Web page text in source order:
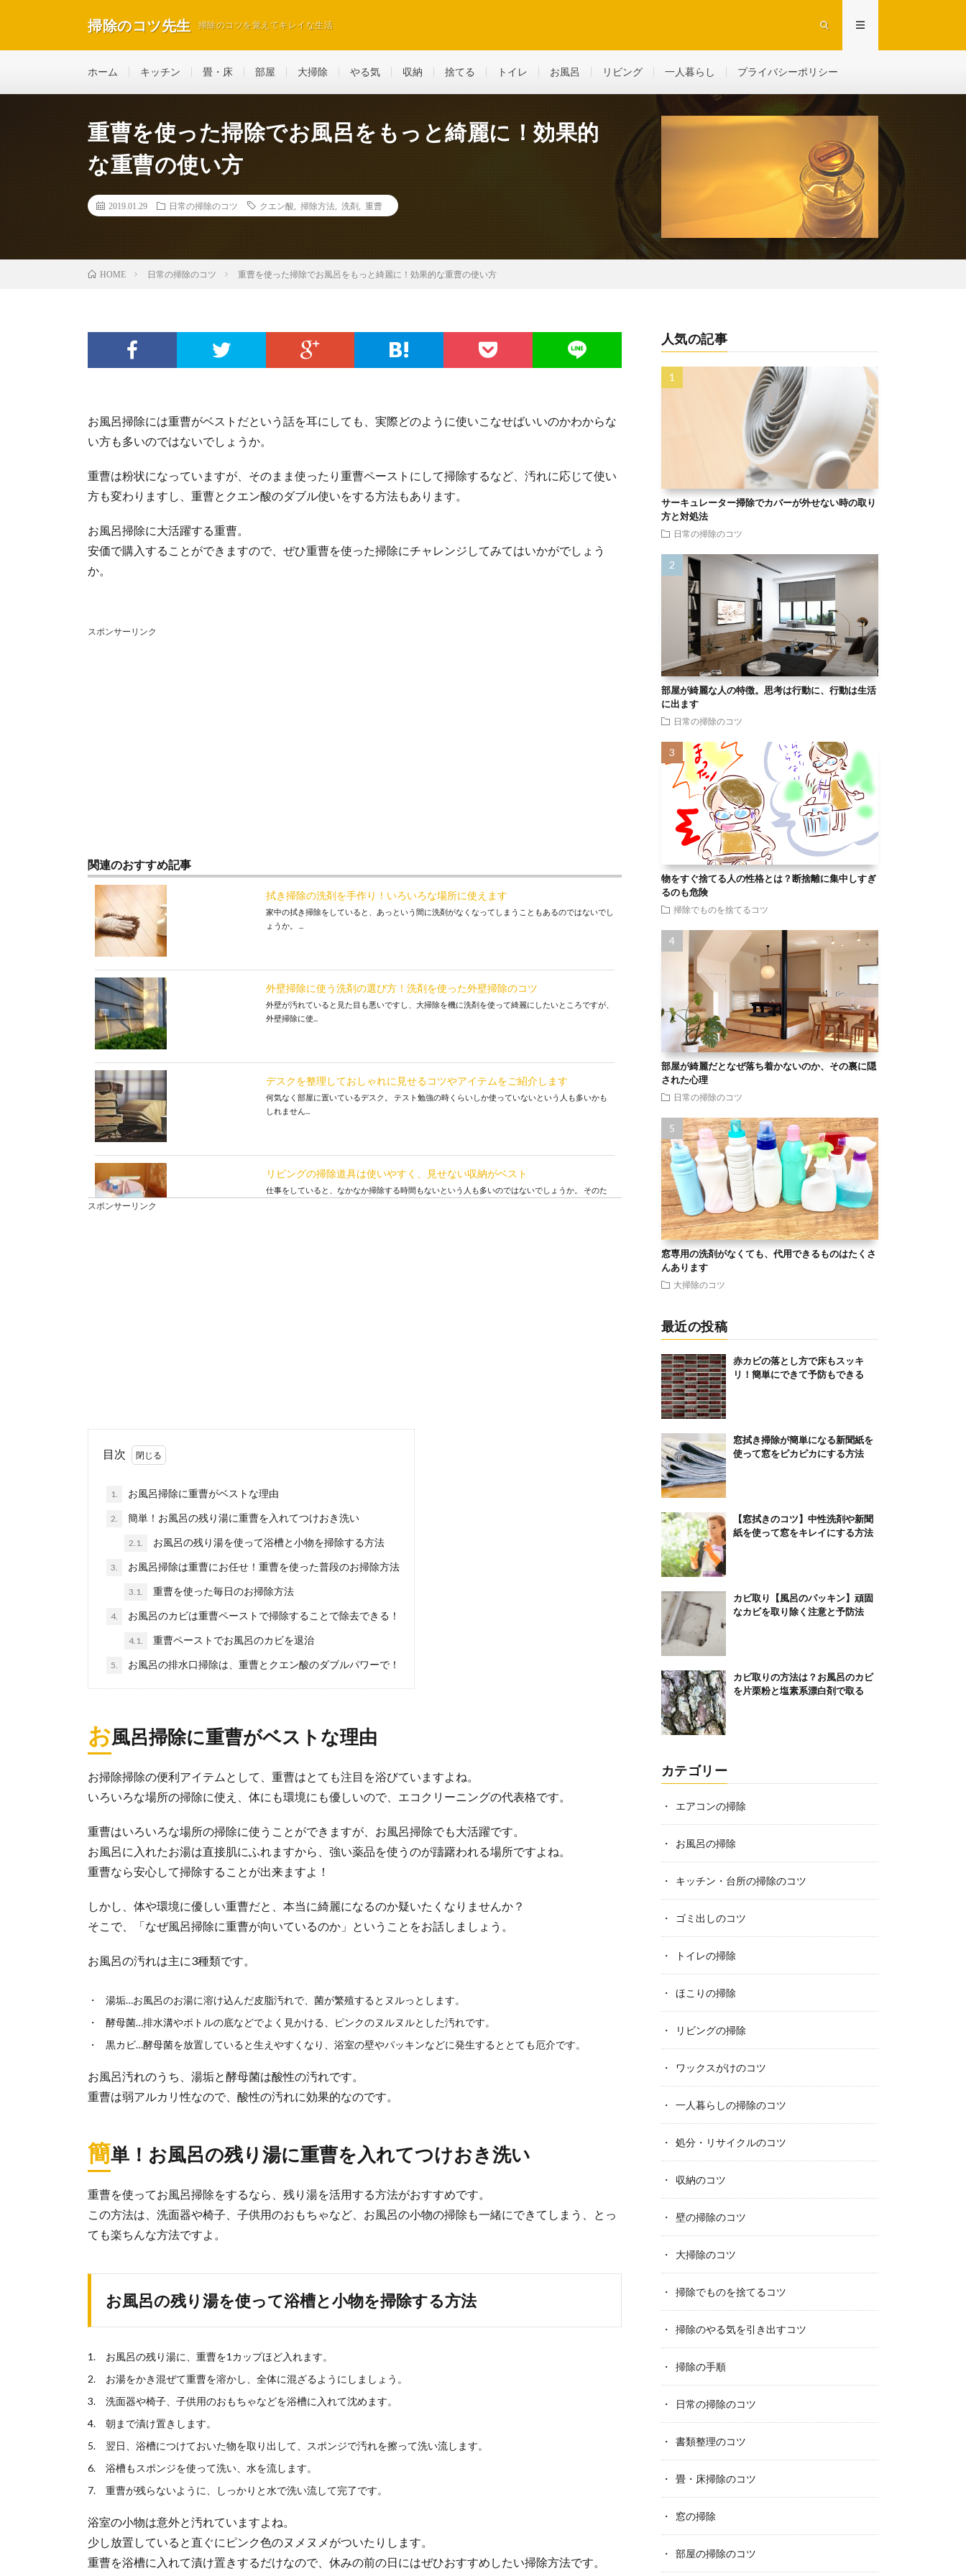
掃除のコツ先生 掃除のコツを覚えてキレイな生活
ホーム キッチン 畳・床 部屋 大掃除 やる気 収納 捨てる トイレ お風呂 リビング 一人暮らし プライバシーポリシー
重曹を使った掃除でお風呂をもっと綺麗に！効果的
な重曹の使い方
2019.01.29 日常の掃除のコツ クエン酸 掃除方法 洗剤 重曹
HOME 日常の掃除のコツ 重曹を使った掃除でお風呂をもっと綺麗に！効果的な重曹の使い方
お風呂掃除には重曹がベストだという話を耳にしても、実際どのように使いこなせばいいのかわからな
い方も多いのではないでしょうか。
重曹は粉状になっていますが、そのまま使ったり重曹ペーストにして掃除するなど、汚れに応じて使い
方も変わりますし、重曹とクエン酸のダブル使いをする方法もあります。
お風呂掃除に大活躍する重曹。
安価で購入することができますので、ぜひ重曹を使った掃除にチャレンジしてみてはいかがでしょう
か。
スポンサーリンク
関連のおすすめ記事
拭き掃除の洗剤を手作り！いろいろな場所に使えます
家中の拭き掃除をしていると、あっという間に洗剤がなくなってしまうこともあるのではないでし
ょうか。 ...
外壁掃除に使う洗剤の選び方！洗剤を使った外壁掃除のコツ
外壁が汚れていると見た目も悪いですし、大掃除を機に洗剤を使って綺麗にしたいところですが、
外壁掃除に使...
デスクを整理しておしゃれに見せるコツやアイテムをご紹介します
何気なく部屋に置いているデスク。 テスト勉強の時くらいしか使っていないという人も多いかも
しれません...
リビングの掃除道具は使いやすく、見せない収納がベスト
仕事をしていると、なかなか掃除する時間もないという人も多いのではないでしょうか。 そのた
便器の掃除に必要な洗剤はこれだけ！頑固な汚れも落とせます
便器に黄ばみや黒ずみがついたまま放置してしまうと、掃除してもなかなか落とせずイライラして
掃除をして部屋を片付ける方法！まずは物を捨てる勇気をもとう
掃除が苦手で上手く片付けられないという人は、片付けの方法を知らないからです。 片付けの方
法を知って...
部屋を片付けるコツ！片付けが苦手な人でも上手に片付をする方法
部屋の片付けが苦手で、いつも部屋が散らかっている人もいるのではないでしょうか。そんな片付
け下手の人で...
神棚の掃除は夜でもいいの？神棚掃除の時間帯と掃除ポイント
大掃除の際に神棚を綺麗にしたくても、神棚担当の旦那さんが仕事が忙しく、夜しか掃除する時間
掃除してもなかなか取れない便器の黒ずみ。どんな洗剤を使えば黒ずみを落とすことができるのか
悩んでしまう...
壁の掃除に重曹を使いたい！デイリーから大掃除まで。重曹大研究
壁の掃除も重曹におまかせ！ 一般的な壁紙クロスなら、重曹スプレーで汚れを落とすことができ
掃除の頻度の平均が知りたい。気になる回数と場所別の掃除の頻度
最近忙しくてなかなか掃除の時間がとれないと感じることはありませんか？ 他の人はどの位の頻
スポンサーリンク
目次
1. お風呂掃除に重曹がベストな理由
2. 簡単！お風呂の残り湯に重曹を入れてつけおき洗い
2.1. お風呂の残り湯を使って浴槽と小物を掃除する方法
3. お風呂掃除は重曹にお任せ！重曹を使った普段のお掃除方法
3.1. 重曹を使った毎日のお掃除方法
4. お風呂のカビは重曹ペーストで掃除することで除去できる！
4.1. 重曹ペーストでお風呂のカビを退治
5. お風呂の排水口掃除は、重曹とクエン酸のダブルパワーで！
お風呂掃除に重曹がベストな理由
お掃除掃除の便利アイテムとして、重曹はとても注目を浴びていますよね。
いろいろな場所の掃除に使え、体にも環境にも優しいので、エコクリーニングの代表格です。
重曹はいろいろな場所の掃除に使うことができますが、お風呂掃除でも大活躍です。
お風呂に入れたお湯は直接肌にふれますから、強い薬品を使うのが躊躇われる場所ですよね。
重曹なら安心して掃除することが出来ますよ！
しかし、体や環境に優しい重曹だと、本当に綺麗になるのか疑いたくなりませんか？
そこで、「なぜ風呂掃除に重曹が向いているのか」ということをお話しましょう。
お風呂の汚れは主に3種類です。
湯垢…お風呂のお湯に溶け込んだ皮脂汚れで、菌が繁殖するとヌルっとします。
酵母菌…排水溝やボトルの底などでよく見かける、ピンクのヌルヌルとした汚れです。
黒カビ…酵母菌を放置していると生えやすくなり、浴室の壁やパッキンなどに発生するととても厄介です。
お風呂汚れのうち、湯垢と酵母菌は酸性の汚れです。
重曹は弱アルカリ性なので、酸性の汚れに効果的なのです。
簡単！お風呂の残り湯に重曹を入れてつけおき洗い
重曹を使ってお風呂掃除をするなら、残り湯を活用する方法がおすすめです。
この方法は、洗面器や椅子、子供用のおもちゃなど、お風呂の小物の掃除も一緒にできてしまう、とっ
ても楽ちんな方法ですよ。
お風呂の残り湯を使って浴槽と小物を掃除する方法
お風呂の残り湯に、重曹を1カップほど入れます。
お湯をかき混ぜて重曹を溶かし、全体に混ざるようにしましょう。
洗面器や椅子、子供用のおもちゃなどを浴槽に入れて沈めます。
朝まで漬け置きします。
翌日、浴槽につけておいた物を取り出して、スポンジで汚れを擦って洗い流します。
浴槽もスポンジを使って洗い、水を流します。
重曹が残らないように、しっかりと水で洗い流して完了です。
浴室の小物は意外と汚れていますよね。
少し放置していると直ぐにピンク色のヌメヌメがついたりします。
重曹を浴槽に入れて漬け置きするだけなので、休みの前の日にはぜひおすすめしたい掃除方法です。
人気の記事
サーキュレーター掃除でカバーが外せない時の取り
方と対処法
日常の掃除のコツ
部屋が綺麗な人の特徴。思考は行動に、行動は生活
に出ます
日常の掃除のコツ
物をすぐ捨てる人の性格とは？断捨離に集中しすぎ
るのも危険
掃除でものを捨てるコツ
部屋が綺麗だとなぜ落ち着かないのか、その裏に隠
された心理
日常の掃除のコツ
窓専用の洗剤がなくても、代用できるものはたくさ
んあります
大掃除のコツ
最近の投稿
赤カビの落とし方で床もスッキ
リ！簡単にできて予防もできる
窓拭き掃除が簡単になる新聞紙を
使って窓をピカピカにする方法
【窓拭きのコツ】中性洗剤や新聞
紙を使って窓をキレイにする方法
カビ取り【風呂のパッキン】頑固
なカビを取り除く注意と予防法
カビ取りの方法は？お風呂のカビ
を片栗粉と塩素系漂白剤で取る
カテゴリー
エアコンの掃除
お風呂の掃除
キッチン・台所の掃除のコツ
ゴミ出しのコツ
トイレの掃除
ほこりの掃除
リビングの掃除
ワックスがけのコツ
一人暮らしの掃除のコツ
処分・リサイクルのコツ
収納のコツ
壁の掃除のコツ
大掃除のコツ
掃除でものを捨てるコツ
掃除のやる気を引き出すコツ
掃除の手順
日常の掃除のコツ
書類整理のコツ
畳・床掃除のコツ
窓の掃除
部屋の掃除のコツ